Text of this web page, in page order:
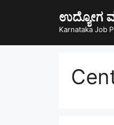
ಉದ್ಯೋಗ
Karnataka Job